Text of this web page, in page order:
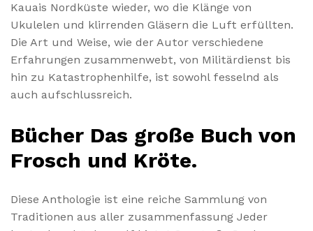
Kauais Nordküste wieder, wo die Klänge von
Ukulelen und klirrenden Gläsern die Luft erfüllten.
Die Art und Weise, wie der Autor verschiedene
Erfahrungen zusammenwebt, von Militärdienst bis
hin zu Katastrophenhilfe, ist sowohl fesselnd als
auch aufschlussreich.
Bücher Das große Buch von
Frosch und Kröte.
Diese Anthologie ist eine reiche Sammlung von
Traditionen aus aller zusammenfassung Jeder